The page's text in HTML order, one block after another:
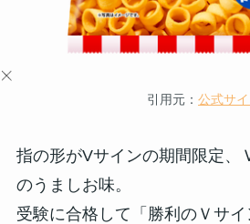
引用元： 公式サイ
指の形がVサインの期間限定、
のうましお味。
受験に合格して「勝利のＶサ